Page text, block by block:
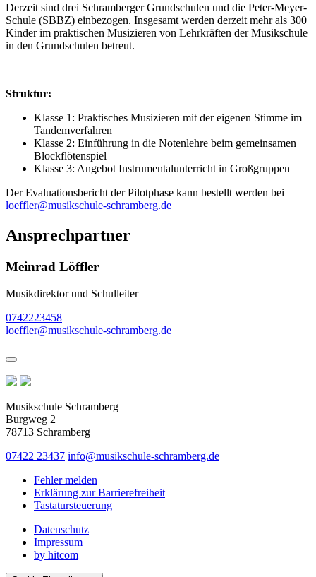
Derzeit sind drei Schramberger Grundschulen und die Peter-Meyer-
Schule (SBBZ) einbezogen. Insgesamt werden derzeit mehr als 300
Kinder im praktischen Musizieren von Lehrkräften der Musikschule
in den Grundschulen betreut.
Struktur:
Klasse 1: Praktisches Musizieren mit der eigenen Stimme im
Tandemverfahren
Klasse 2: Einführung in die Notenlehre beim gemeinsamen
Blockflötenspiel
Klasse 3: Angebot Instrumentalunterricht in Großgruppen
Der Evaluationsbericht der Pilotphase kann bestellt werden bei
loeffler@musikschule-schramberg.de
Ansprechpartner
Meinrad Löffler
Musikdirektor und Schulleiter
0742223458
loeffler@musikschule-schramberg.de
Musikschule Schramberg
Burgweg 2
78713 Schramberg
07422 23437 info@musikschule-schramberg.de
Fehler melden
Erklärung zur Barrierefreiheit
Tastatursteuerung
Datenschutz
Impressum
by hitcom